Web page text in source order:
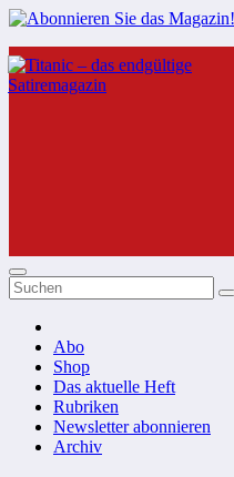
Zum
Inhalt
springen
Abo
Shop
Das aktuelle Heft
Rubriken
Newsletter abonnieren
Archiv